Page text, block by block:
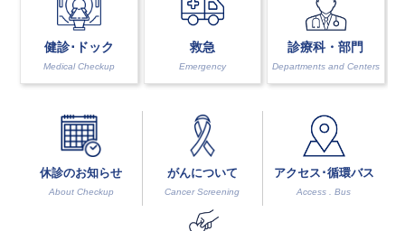
健診･ドック
Medical Checkup
救急
Emergency
診療科・部門
Departments and Centers
休診のお知らせ
About Checkup
がんについて
Cancer Screening
アクセス･循環バス
Access . Bus